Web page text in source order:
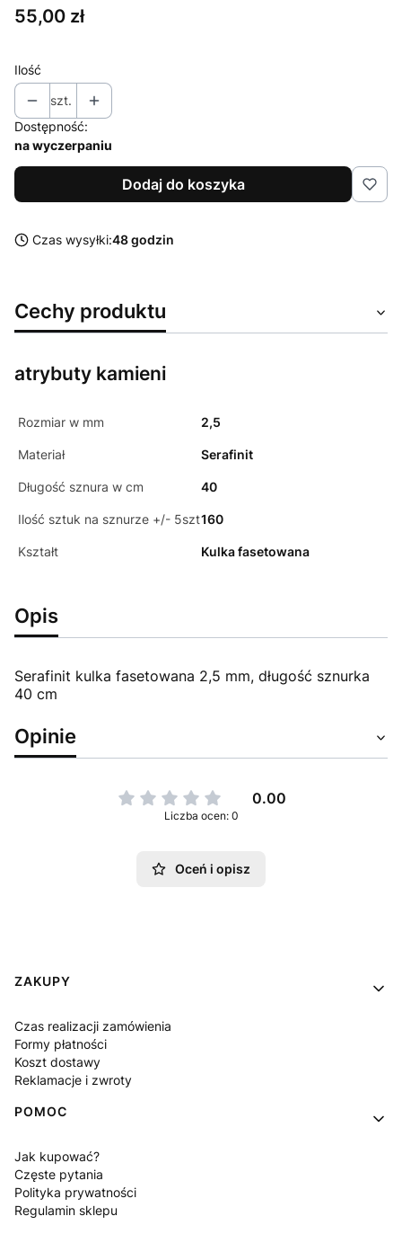
Cena
55,00 zł
Ilość
szt.
Dostępność:
na wyczerpaniu
Dodaj do koszyka
Czas wysyłki:48 godzin
Cechy produktu
atrybuty kamieni
Rozmiar w mm 2,5
Materiał Serafinit
Długość sznura w cm 40
Ilość sztuk na sznurze +/- 5szt160
Kształt Kulka fasetowana
Opis
Serafinit kulka fasetowana 2,5 mm, długość sznurka
40 cm
Opinie
0.00
Liczba ocen: 0
Oceń i opisz
Linki w stopce
ZAKUPY
Czas realizacji zamówienia
Formy płatności
Koszt dostawy
Reklamacje i zwroty
POMOC
Jak kupować?
Częste pytania
Polityka prywatności
Regulamin sklepu